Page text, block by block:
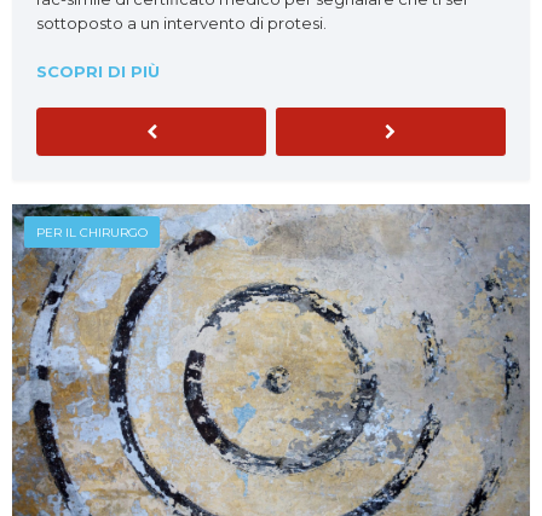
sottoposto a un intervento di protesi.
SCOPRI DI PIÙ
Previous Next
PER IL CHIRURGO